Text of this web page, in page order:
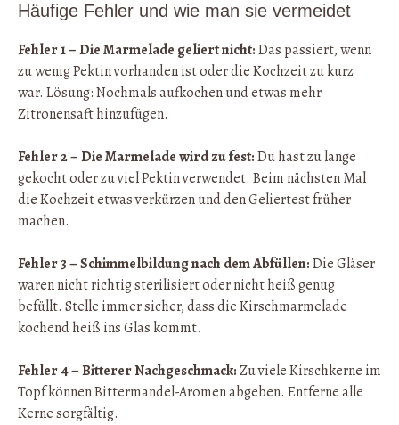
Häufige Fehler und wie man sie vermeidet
Fehler 1 – Die Marmelade geliert nicht:Das passiert, wenn
zu wenig Pektin vorhanden ist oder die Kochzeit zu kurz
war. Lösung: Nochmals aufkochen und etwas mehr
Zitronensaft hinzufügen.
Fehler 2 – Die Marmelade wird zu fest:Du hast zu lange
gekocht oder zu viel Pektin verwendet. Beim nächsten Mal
die Kochzeit etwas verkürzen und den Geliertest früher
machen.
Fehler 3 – Schimmelbildung nach dem Abfüllen:Die Gläser
waren nicht richtig sterilisiert oder nicht heiß genug
befüllt. Stelle immer sicher, dass die Kirschmarmelade
kochend heiß ins Glas kommt.
Fehler 4 – Bitterer Nachgeschmack:Zu viele Kirschkerne im
Topf können Bittermandel-Aromen abgeben. Entferne alle
Kerne sorgfältig.